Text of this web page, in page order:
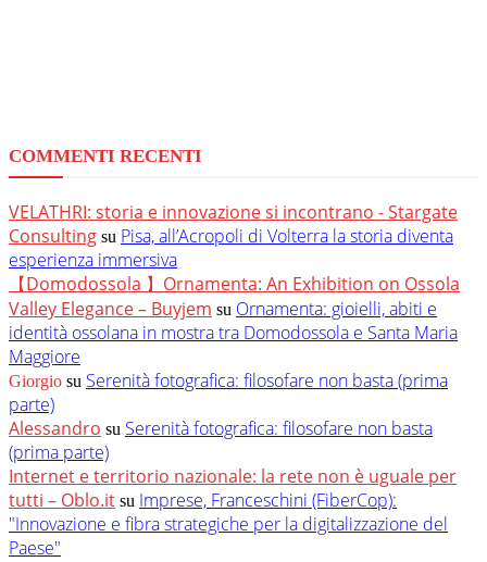
COMMENTI RECENTI
VELATHRI: storia e innovazione si incontrano - Stargate
Consulting su Pisa, all’Acropoli di Volterra la storia diventa
esperienza immersiva
【Domodossola 】Ornamenta: An Exhibition on Ossola
Valley Elegance – Buyjem su Ornamenta: gioielli, abiti e
identità ossolana in mostra tra Domodossola e Santa Maria
Maggiore
Giorgio su Serenità fotografica: filosofare non basta (prima
parte)
Alessandro su Serenità fotografica: filosofare non basta
(prima parte)
Internet e territorio nazionale: la rete non è uguale per
tutti – Oblo.it su Imprese, Franceschini (FiberCop):
"Innovazione e fibra strategiche per la digitalizzazione del
Paese"